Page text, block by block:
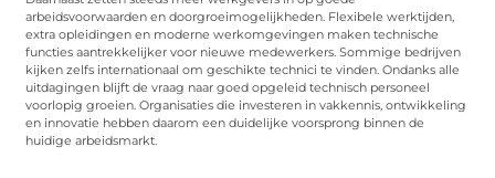
arbeidsvoorwaarden en doorgroeimogelijkheden. Flexibele werktijden,
extra opleidingen en moderne werkomgevingen maken technische
functies aantrekkelijker voor nieuwe medewerkers. Sommige bedrijven
kijken zelfs internationaal om geschikte technici te vinden. Ondanks alle
uitdagingen blijft de vraag naar goed opgeleid technisch personeel
voorlopig groeien. Organisaties die investeren in vakkennis, ontwikkeling
en innovatie hebben daarom een duidelijke voorsprong binnen de
huidige arbeidsmarkt.